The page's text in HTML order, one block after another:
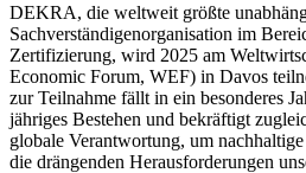
DEKRA, die weltweit größte
Sachverständigenorganisation im
Zertifizierung, wird 2025 am
Economic Forum, WEF) in Davos
zur Teilnahme fällt in ein besonderes
jähriges Bestehen und bekräftigt
globale Verantwortung, um
die drängenden Herausforderungen